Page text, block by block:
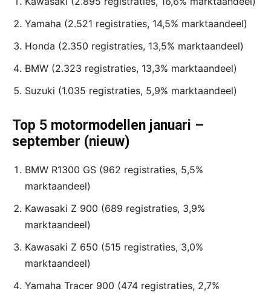
Yamaha (2.521 registraties, 14,5% marktaandeel)
Honda (2.350 registraties, 13,5% marktaandeel)
BMW (2.323 registraties, 13,3% marktaandeel)
Suzuki (1.035 registraties, 5,9% marktaandeel)
Top 5 motormodellen januari –
september (nieuw)
BMW R1300 GS (962 registraties, 5,5%
marktaandeel)
Kawasaki Z 900 (689 registraties, 3,9%
marktaandeel)
Kawasaki Z 650 (515 registraties, 3,0%
marktaandeel)
Yamaha Tracer 900 (474 registraties, 2,7%